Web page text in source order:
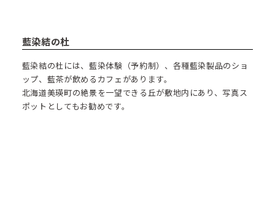
藍染結の杜
藍染結の杜には、藍染体験（予約制）、各種藍染製品のショ
ップ、藍茶が飲めるカフェがあります。
北海道美瑛町の絶景を一望できる丘が敷地内にあり、写真ス
ポットとしてもお勧めです。